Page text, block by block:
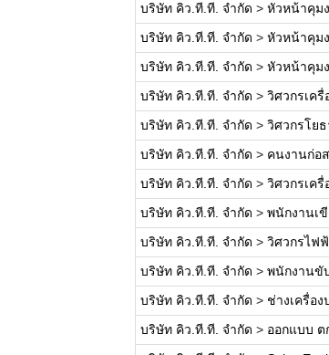
บริษัท คิว.ที.ที. จำกัด > หัวหน้าคุม
บริษัท คิว.ที.ที. จำกัด > หัวหน้าคุม
บริษัท คิว.ที.ที. จำกัด > หัวหน้าคุม
บริษัท คิว.ที.ที. จำกัด > วิศวกรเครื่
บริษัท คิว.ที.ที. จำกัด > วิศวกรโย
บริษัท คิว.ที.ที. จำกัด > คนงานก่อ
บริษัท คิว.ที.ที. จำกัด > วิศวกรเค
บริษัท คิว.ที.ที. จำกัด > พนักงานเ
บริษัท คิว.ที.ที. จำกัด > วิศวกรไฟ
บริษัท คิว.ที.ที. จำกัด > พนักงานขั
บริษัท คิว.ที.ที. จำกัด > ช่างเครื่อ
บริษัท คิว.ที.ที. จำกัด > ออกแบบ ต